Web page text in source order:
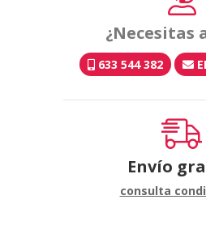
¿Necesitas
633 544 382
Envío
consulta